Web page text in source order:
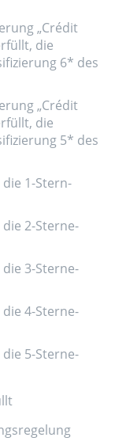
„Crédit
die
6* des
„Crédit
die
5* des
1-Stern-
2-Sterne-
3-Sterne-
4-Sterne-
5-Sterne-